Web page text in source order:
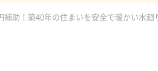
補助！築40年の住まいを安全で暖かい水廻